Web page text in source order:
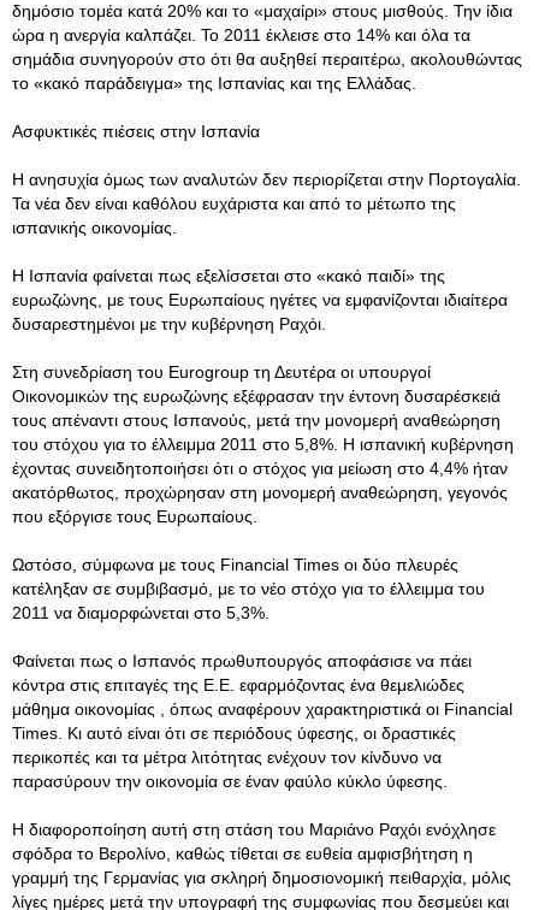
δημόσιο τομέα κατά 20% και το «μαχαίρι» στους μισθούς. Την ίδια
ώρα η ανεργία καλπάζει. Το 2011 έκλεισε στο 14% και όλα τα
σημάδια συνηγορούν στο ότι θα αυξηθεί περαιτέρω, ακολουθώντας
το «κακό παράδειγμα» της Ισπανίας και της Ελλάδας.
Ασφυκτικές πιέσεις στην Ισπανία
Η ανησυχία όμως των αναλυτών δεν περιορίζεται στην Πορτογαλία.
Τα νέα δεν είναι καθόλου ευχάριστα και από το μέτωπο της
ισπανικής οικονομίας.
Η Ισπανία φαίνεται πως εξελίσσεται στο «κακό παιδί» της
ευρωζώνης, με τους Ευρωπαίους ηγέτες να εμφανίζονται ιδιαίτερα
δυσαρεστημένοι με την κυβέρνηση Ραχόι.
Στη συνεδρίαση του Eurogroup τη Δευτέρα οι υπουργοί
Οικονομικών της ευρωζώνης εξέφρασαν την έντονη δυσαρέσκειά
τους απέναντι στους Ισπανούς, μετά την μονομερή αναθεώρηση
του στόχου για το έλλειμμα 2011 στο 5,8%. Η ισπανική κυβέρνηση
έχοντας συνειδητοποιήσει ότι ο στόχος για μείωση στο 4,4% ήταν
ακατόρθωτος, προχώρησαν στη μονομερή αναθεώρηση, γεγονός
που εξόργισε τους Ευρωπαίους.
Ωστόσο, σύμφωνα με τους Financial Times οι δύο πλευρές
κατέληξαν σε συμβιβασμό, με το νέο στόχο για το έλλειμμα του
2011 να διαμορφώνεται στο 5,3%.
Φαίνεται πως ο Ισπανός πρωθυπουργός αποφάσισε να πάει
κόντρα στις επιταγές της Ε.Ε. εφαρμόζοντας ένα θεμελιώδες
μάθημα οικονομίας , όπως αναφέρουν χαρακτηριστικά οι Financial
Times. Κι αυτό είναι ότι σε περιόδους ύφεσης, οι δραστικές
περικοπές και τα μέτρα λιτότητας ενέχουν τον κίνδυνο να
παρασύρουν την οικονομία σε έναν φαύλο κύκλο ύφεσης.
Η διαφοροποίηση αυτή στη στάση του Μαριάνο Ραχόι ενόχλησε
σφόδρα το Βερολίνο, καθώς τίθεται σε ευθεία αμφισβήτηση η
γραμμή της Γερμανίας για σκληρή δημοσιονομική πειθαρχία, μόλις
λίγες ημέρες μετά την υπογραφή της συμφωνίας που δεσμεύει και